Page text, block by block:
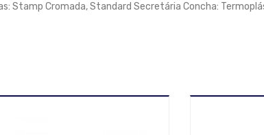
Stamp Cromada, Standard Secretária Concha: